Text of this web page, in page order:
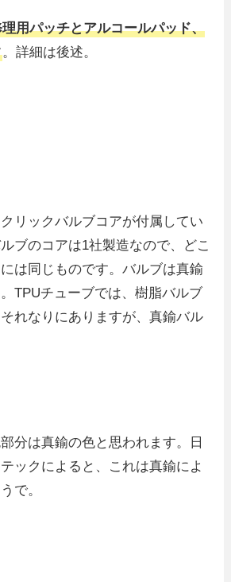
理用パッチとアルコールパッド、
。詳細は後述。
リックバルブコアが付属してい
ブのコアは1社製造なので、どこ
は同じものです。バルブは真鍮
TPUチューブでは、樹脂バルブ
れなりにありますが、真鍮バル
分は真鍮の色と思われます。日
ックによると、これは真鍮によ
で。